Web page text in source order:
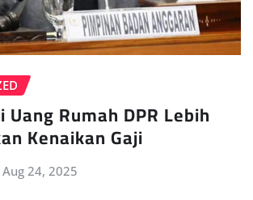
Uang Rumah DPR Lebih
Kenaikan Gaji
Aug 24, 2025